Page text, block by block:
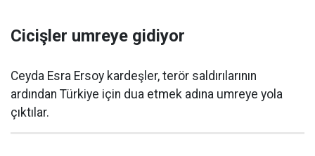
Cicişler umreye gidiyor
Ceyda Esra Ersoy kardeşler, terör saldırılarının
ardından Türkiye için dua etmek adına umreye yola
çıktılar.